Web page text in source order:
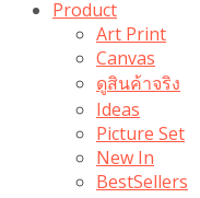
Product
Art Print
Canvas
ดูสินค้าจริง
Ideas
Picture Set
New In
BestSellers